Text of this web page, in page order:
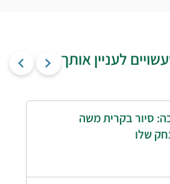
לעניין אותך
סיור בקרית משה
שלו